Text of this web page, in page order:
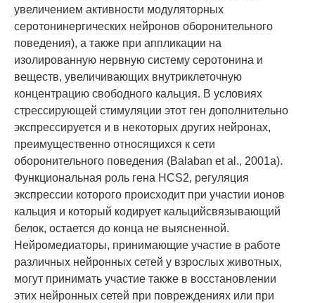
увеличением активности модуляторных
серотонинергических нейронов оборонительного
поведения), а также при аппликации на
изолированную нервную систему серотонина и
веществ, увеличивающих внутриклеточную
концентрацию свободного кальция. В условиях
стрессирующей стимуляции этот ген дополнительно
экспрессируется и в некоторых других нейронах,
преимущественно относящихся к сети
оборонительного поведения (Balaban et al., 2001а).
Функциональная роль гена HCS2, регуляция
экспрессии которого происходит при участии ионов
кальция и который кодирует кальцийсвязывающий
белок, остается до конца не выясненной.
Нейромедиаторы, принимающие участие в работе
различных нейронных сетей у взрослых животных,
могут принимать участие также в восстановлении
этих нейронных сетей при повреждениях или при